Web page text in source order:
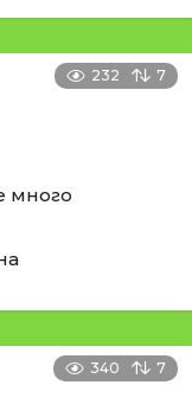
232 7
много
340 7